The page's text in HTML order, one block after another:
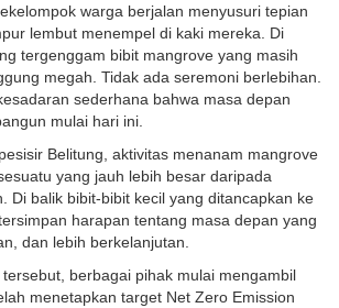
warga berjalan menyusuri tepian
lembut menempel di kaki mereka. Di
tergenggam bibit mangrove yang masih
megah. Tidak ada seremoni berlebihan.
sederhana bahwa masa depan
mulai hari ini.
Belitung, aktivitas menanam mangrove
yang jauh lebih besar daripada
Di balik bibit-bibit kecil yang ditancapkan ke
harapan tentang masa depan yang
dan lebih berkelanjutan.
berbagai pihak mulai mengambil
menetapkan target Net Zero Emission